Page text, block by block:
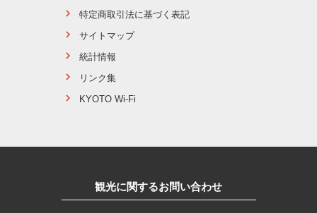
特定商取引法に基づく表記
サイトマップ
統計情報
リンク集
KYOTO Wi-Fi
観光に関するお問い合わせ